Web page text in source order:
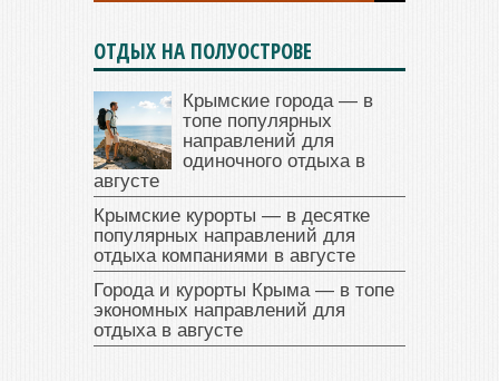
ОТДЫХ НА ПОЛУОСТРОВЕ
Крымские города — в
топе популярных
направлений для
одиночного отдыха в
августе
Крымские курорты — в десятке
популярных направлений для
отдыха компаниями в августе
Города и курорты Крыма — в топе
экономных направлений для
отдыха в августе